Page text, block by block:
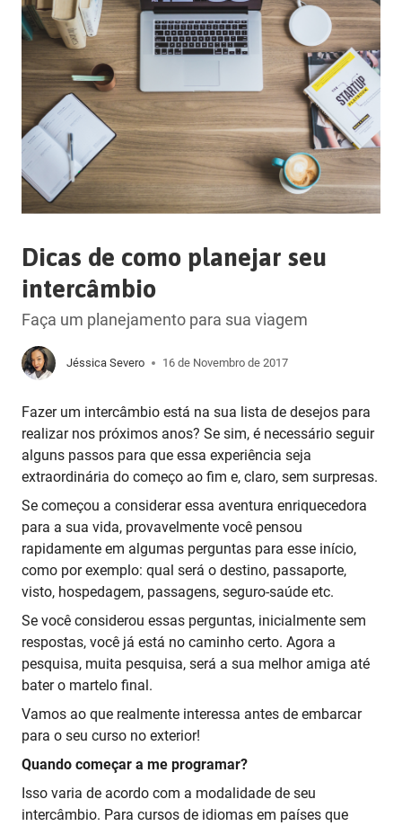
Dicas de como planejar seu
intercâmbio
Faça um planejamento para sua viagem
Jéssica Severo 16 de Novembro de 2017
Fazer um intercâmbio está na sua lista de desejos para
realizar nos próximos anos? Se sim, é necessário seguir
alguns passos para que essa experiência seja
extraordinária do começo ao fim e, claro, sem surpresas.
Se começou a considerar essa aventura enriquecedora
para a sua vida, provavelmente você pensou
rapidamente em algumas perguntas para esse início,
como por exemplo: qual será o destino, passaporte,
visto, hospedagem, passagens, seguro-saúde etc.
Se você considerou essas perguntas, inicialmente sem
respostas, você já está no caminho certo. Agora a
pesquisa, muita pesquisa, será a sua melhor amiga até
bater o martelo final.
Vamos ao que realmente interessa antes de embarcar
para o seu curso no exterior!
Quando começar a me programar?
Isso varia de acordo com a modalidade de seu
intercâmbio. Para cursos de idiomas em países que